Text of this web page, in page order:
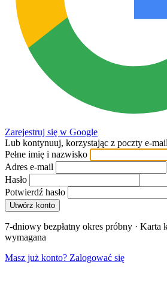
Zarejestruj się w Google
Lub kontynuuj, korzystając z poczty e-mail
Pełne imię i nazwisko
Adres e-mail
Hasło
Potwierdź hasło
Utwórz konto
7-dniowy bezpłatny okres próbny · Karta
wymagana
Masz już konto? Zalogować się